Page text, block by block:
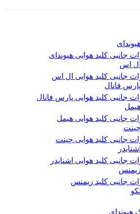
جانبی کلید هوایی هیوندای
ال اس
جانبی کلید هوایی ال اس
فانال
جانبی کلید هوایی پارس فانال
جانبی کلید هوایی هیمل
جانبی کلید هوایی چینت
جانبی کلید هوایی اشنایدر
زیمنس
جانبی کلید زیمنس
هیوندای